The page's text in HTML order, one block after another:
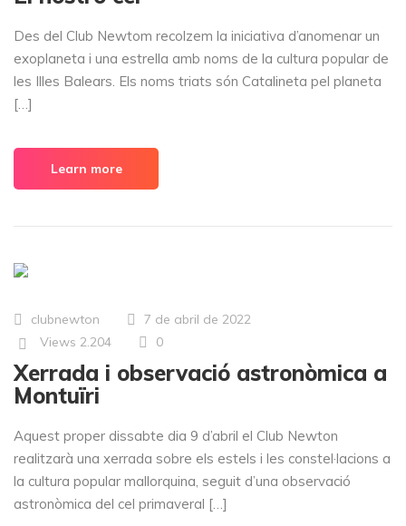
Des del Club Newtom recolzem la iniciativa d’anomenar un
exoplaneta i una estrella amb noms de la cultura popular de
les Illes Balears. Els noms triats són Catalineta pel planeta
[…]
Learn more
clubnewton
7 de abril de 2022
Views 2.204 0
Xerrada i observació astronòmica a
Montuïri
Aquest proper dissabte dia 9 d’abril el Club Newton
realitzarà una xerrada sobre els estels i les constel·lacions a
la cultura popular mallorquina, seguit d’una observació
astronòmica del cel primaveral […]